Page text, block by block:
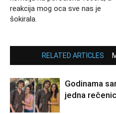
reakcija mog oca sve nas je
šokirala.
RELATED ARTICLES
Godinama
jedna